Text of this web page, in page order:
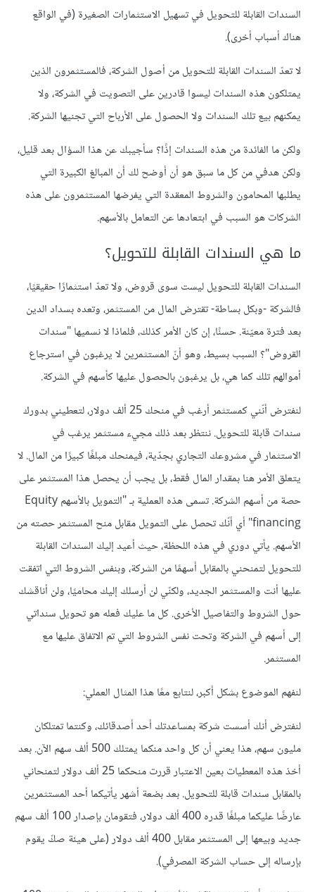
السندات القابلة للتحويل في تسهيل الاستثمارات الصغيرة (في الواقع
هناك أسباب أخرى).
لا تعدّ السندات القابلة للتحويل من أصول الشركة، فالمستثمرون الذين
يمتلكون هذه السندات ليسوا قادرين على التصويت في الشركة، ولا
يمكنهم بيع تلك السندات ولا الحصول على الأرباح التي تجنيها الشركة.
ولكن ما الفائدة من هذه السندات إذًا؟ سأجيبك عن هذا السؤال بعد قليل،
ولكن هدفي من كل ما سبق هو أن أوضح لك أن المبالغ الكبيرة التي
يطلبها المحامون والشروط المعقدة التي يفرضها المستثمرون على هذه
الشركات هو السبب في ابتعادها عن التعامل بالأسهم.
ما هي السندات القابلة للتحويل؟
السندات القابلة للتحويل ليست سوى قروض، ولا تعدّ استثمارًا حقيقيًا،
فالشركة -وبكل بساطة- تقترض المال من المستثمر، وتعده بسداد الدين
بعد فترة معيّنة. حسنًا، إن كان الأمر كذلك، فلماذا لا نسميها "سندات
القروض"؟ السبب بسيط، وهو أنّ المستثمرين لا يرغبون في استرجاع
أموالهم تلك كما هي، بل يرغبون بالحصول عليها كأسهم في الشركة.
لنفترض أنّني كمستثمر أرغب في منحك 25 ألف دولار، لتعطيني بدورك
سندات قابلة للتحويل. ننتظر بعد ذلك مجيء مستثمر يرغب في
الاستثمار في مشروعك التجاري بجدّية، فيمنحك مبلغًا كبيرًا من المال. لا
يتعلق الأمر هنا بمقدار المال فقط، بل يجب أن يحصل هذا المستثمر على
حصة من أسهم الشركة. تسمى هذه العملية بـ "التمويل بالأسهم Equity
financing" أي أنّك تحصل على التمويل مقابل منح المستثمر حصته من
الأسهم. يأتي دوري في هذه اللحظة، حيث أعيد إليك السندات القابلة
للتحويل لتمنحني بالمقابل أسهمًا من الشركة، وبنفس الشروط التي اتفقت
عليها أنت والمستثمر الجديد، ولكنّي لن أرسلك إليك محاميًا، ولن أناقشك
حول الشروط والتفاصيل الأخرى. كل ما عليك فعله هو تحويل سنداتي
إلى أسهم في الشركة وتحت نفس الشروط التي تم الاتفاق عليها مع
المستثمر.
لنفهم الموضوع بشكل أكبر، لنتابع معًا هذا المثال العملي:
لنفترض أنك أسست شركة بمساعدتك أحد أصدقائك، وكنتما تمتلكان
مليون سهم، هذا يعني أن كل واحد منكما يمتلك 500 ألف سهم الآن. بعد
أخذ هذه المعطيات بعين الاعتبار قررت منحكما 25 ألف دولار لتمنحاني
بالمقابل سندات قابلة للتحويل. بعد بضعة أشهر يأتيكما أحد المستثمرين
عارضًا عليكما مبلغًا قدره 400 ألف دولار، فتقومان بإصدار 100 ألف سهم
جديد وبيعها إلى المستثمر مقابل 400 ألف دولار (على هيئة صكّ يقوم
بإرساله إلى حساب الشركة المصرفي).